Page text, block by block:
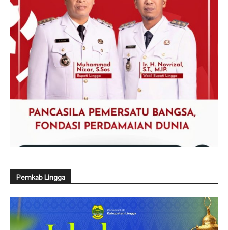
Pemkab Lingga